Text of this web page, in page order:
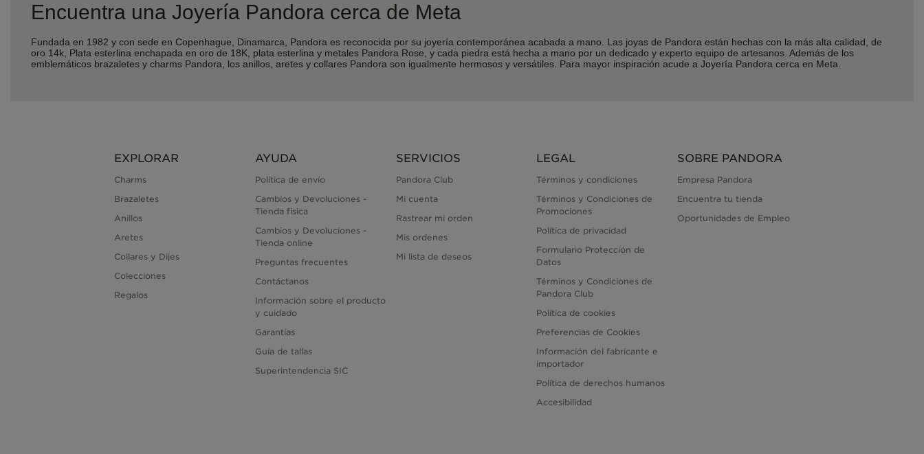
Encuentra una Joyería Pandora cerca de Meta
Fundada en 1982 y con sede en Copenhague, Dinamarca, Pandora es reconocida por su joyería contemporánea acabada a mano. Las joyas de Pandora están hechas con la más alta calidad, de
oro 14k, Plata esterlina enchapada en oro de 18K, plata esterlina y metales Pandora Rose, y cada piedra está hecha a mano por un dedicado y experto equipo de artesanos. Además de los
emblemáticos brazaletes y charms Pandora, los anillos, aretes y collares Pandora son igualmente hermosos y versátiles. Para mayor inspiración acude a Joyería Pandora cerca en Meta.
EXPLORAR
Charms
Brazaletes
Anillos
Aretes
Collares y Dijes
Colecciones
Regalos
AYUDA
Política de envío
Cambios y Devoluciones -
Tienda física
Cambios y Devoluciones -
Tienda online
Preguntas frecuentes
Contáctanos
Información sobre el producto
y cuidado
Garantías
Guía de tallas
Superintendencia SIC
SERVICIOS
Pandora Club
Mi cuenta
Rastrear mi orden
Mis ordenes
Mi lista de deseos
LEGAL
Términos y condiciones
Términos y Condiciones de
Promociones
Política de privacidad
Formulario Protección de
Datos
Términos y Condiciones de
Pandora Club
Política de cookies
Preferencias de Cookies
Información del fabricante e
importador
Política de derechos humanos
Accesibilidad
SOBRE PANDORA
Empresa Pandora
Encuentra tu tienda
Oportunidades de Empleo